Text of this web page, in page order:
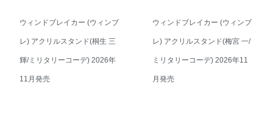
ウィンドブレイカー (ウィンブ
レ) アクリルスタンド(桐生 三
輝/ミリタリーコーデ) 2026年
11月発売
ウィンドブレイカー (ウィンブ
レ) アクリルスタンド(梅宮 一/
ミリタリーコーデ) 2026年11
月発売